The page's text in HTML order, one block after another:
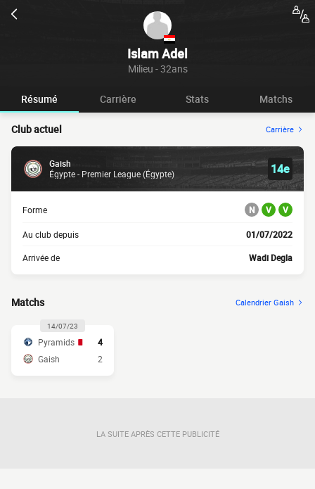
Islam Adel
Milieu - 32ans
Résumé Carrière Stats Matchs
Club actuel Carrière
Gaish
Égypte - Premier League (Égypte)
14e
Forme N V V
Au club depuis 01/07/2022
Arrivée de Wadi Degla
Matchs Calendrier Gaish
14/07/23
Pyramids
4
Gaish
2
LA SUITE APRÈS CETTE PUBLICITÉ